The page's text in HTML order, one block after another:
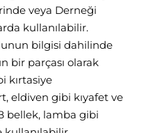
veya Derneği
kullanılabilir.
bilgisi dahilinde
bir parçası olarak
kırtasiye
eldiven gibi kıyafet ve
bellek, lamba gibi